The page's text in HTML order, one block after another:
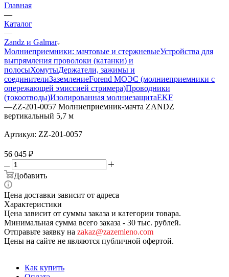
Главная
—
Каталог
—
Zandz и Galmar
Молниеприемники: мачтовые и стержневыеУстройства для
выпрямления проволоки (катанки) и
полосыХомутыДержатели, зажимы и
соединителиЗаземлениеForend МОЭС (молниеприемники с
опережающей эмиссией стримера)Проводники
(токоотводы)Изолированная молниезащитаEKF
—ZZ-201-0057 Молниеприемник-мачта ZANDZ
вертикальный 5,7 м
Артикул: ZZ-201-0057
56 045 ₽
Добавить
Цена доставки зависит от адреса
Характеристики
Цена зависит от суммы заказа и категории товара.
Минимальная сумма всего заказа - 30 тыс. рублей.
Отправьте заявку на zakaz@zazemleno.com
Цены на сайте не являются публичной офертой.
Как купить